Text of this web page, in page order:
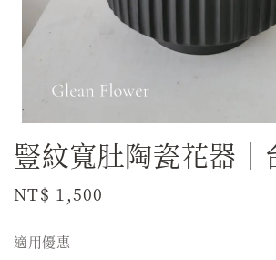
豎紋寬肚陶瓷花器｜
Regular
NT$ 1,500
適用優惠